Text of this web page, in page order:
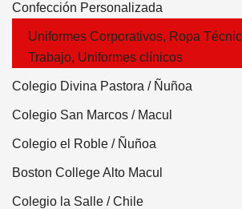
Confección Personalizada
Uniformes Corporativos, Ropa
Trabajo, Uniformes clínicos
Colegio Divina Pastora / Ñuñoa
Colegio San Marcos / Macul
Colegio el Roble / Ñuñoa
Boston College Alto Macul
Colegio la Salle / Chile